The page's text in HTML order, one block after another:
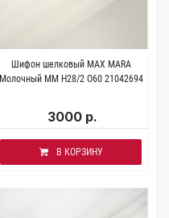
Шифон шелковый MAX MARA
Молочный MM H28/2 O60 21042694
3000 р.
В КОРЗИНУ